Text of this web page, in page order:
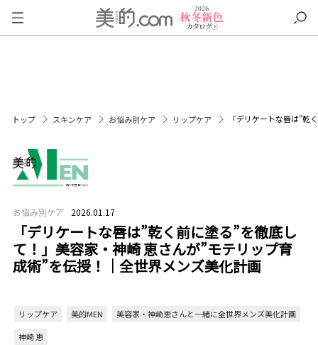
トップ スキンケア お悩み別ケア リップケア 「デリケートな唇は”乾
お悩み別ケア 2026.01.17
「デリケートな唇は”乾く前に塗る”を徹底し
て！」美容家・神崎 恵さんが”モテリップ育
成術”を伝授！｜全世界メンズ美化計画
リップケア 美的MEN
美容家・神崎恵さんと一緒に全世界メンズ美化計画
神崎 恵